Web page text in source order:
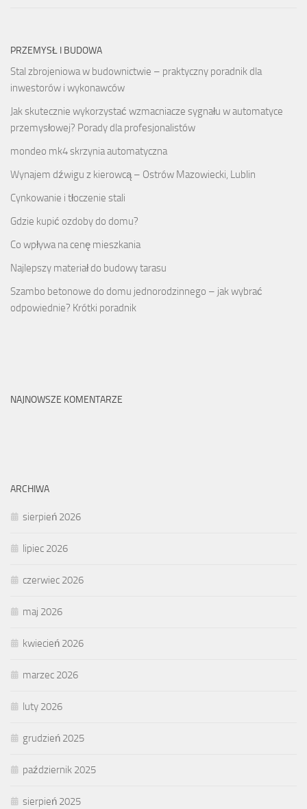
PRZEMYSŁ I BUDOWA
Stal zbrojeniowa w budownictwie – praktyczny poradnik dla
inwestorów i wykonawców
Jak skutecznie wykorzystać wzmacniacze sygnału w automatyce
przemysłowej? Porady dla profesjonalistów
mondeo mk4 skrzynia automatyczna
Wynajem dźwigu z kierowcą – Ostrów Mazowiecki, Lublin
Cynkowanie i tłoczenie stali
Gdzie kupić ozdoby do domu?
Co wpływa na cenę mieszkania
Najlepszy materiał do budowy tarasu
Szambo betonowe do domu jednorodzinnego – jak wybrać
odpowiednie? Krótki poradnik
NAJNOWSZE KOMENTARZE
ARCHIWA
sierpień 2026
lipiec 2026
czerwiec 2026
maj 2026
kwiecień 2026
marzec 2026
luty 2026
grudzień 2025
październik 2025
sierpień 2025